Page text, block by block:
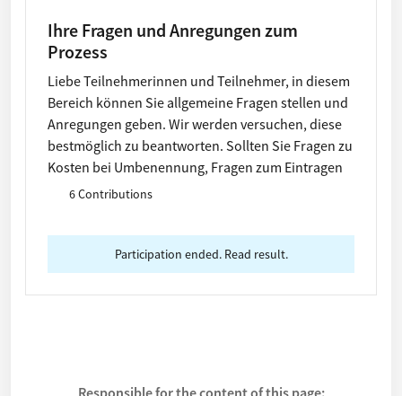
Ihre Fragen und Anregungen zum
Prozess
Liebe Teilnehmerinnen und Teilnehmer, in diesem
Bereich können Sie allgemeine Fragen stellen und
Anregungen geben. Wir werden versuchen, diese
bestmöglich zu beantworten. Sollten Sie Fragen zu
Kosten bei Umbenennung, Fragen zum Eintragen
von Vorschlägen oder ähnliche Fragen haben,
"Informationen".
6 Contributions
Participation ended. Read result.
Responsible for the content of this page: